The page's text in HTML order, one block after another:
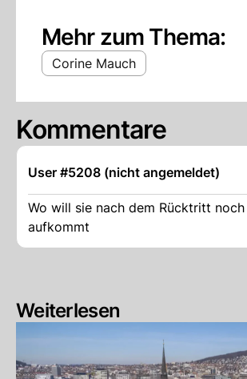
Mehr zum Thema:
Corine Mauch
Kommentare
User #5208 (nicht angemeldet)
Wo will sie nach dem Rücktritt noch weiter mitmischen. Die Stadt wird aufatmen können, wenn endlich ein neuer Wind
aufkommt
Weiterlesen